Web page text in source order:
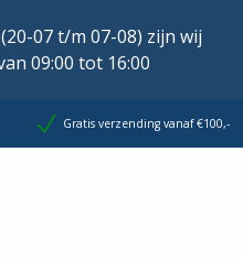
07 t/m 07-08) zijn wij
09:00 tot 16:00
Gratis verzending vanaf €100,-